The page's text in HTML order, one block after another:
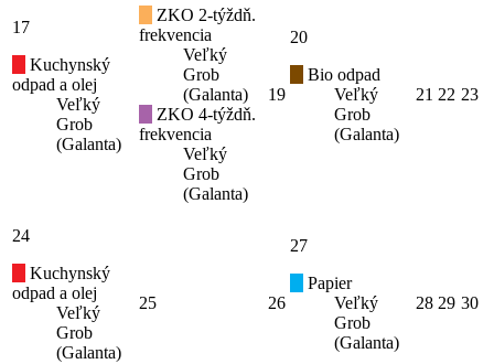
17
Kuchynský
odpad a olej
Veľký
Grob
(Galanta)
ZKO 2-týždň.
frekvencia
Veľký
Grob
(Galanta)
ZKO 4-týždň.
frekvencia
Veľký
Grob
(Galanta)
19
20
Bio odpad
Veľký
Grob
(Galanta)
21 22 23
24
Kuchynský
odpad a olej
Veľký
Grob
(Galanta)
25 26
27
Papier
Veľký
Grob
(Galanta)
28 29 30